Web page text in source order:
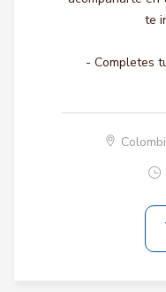
te
- Completes